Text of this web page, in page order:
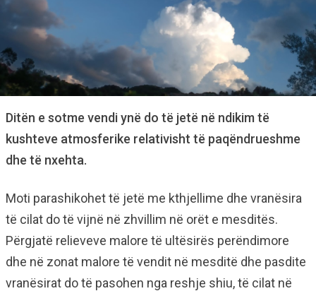
Ditën e sotme vendi ynë do të jetë në ndikim të
kushteve atmosferike relativisht të paqëndrueshme
dhe të nxehta.
Moti parashikohet të jetë me kthjellime dhe vranësira
të cilat do të vijnë në zhvillim në orët e mesditës.
Përgjatë relieveve malore të ultësirës perëndimore
dhe në zonat malore të vendit në mesditë dhe pasdite
vranësirat do të pasohen nga reshje shiu, të cilat në